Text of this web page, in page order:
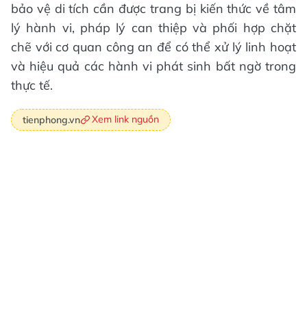
bảo vệ di tích cần được trang bị kiến thức về tâm
lý hành vi, pháp lý can thiệp và phối hợp chặt
chẽ với cơ quan công an để có thể xử lý linh hoạt
và hiệu quả các hành vi phát sinh bất ngờ trong
thực tế.
tienphong.vn Xem link nguồn